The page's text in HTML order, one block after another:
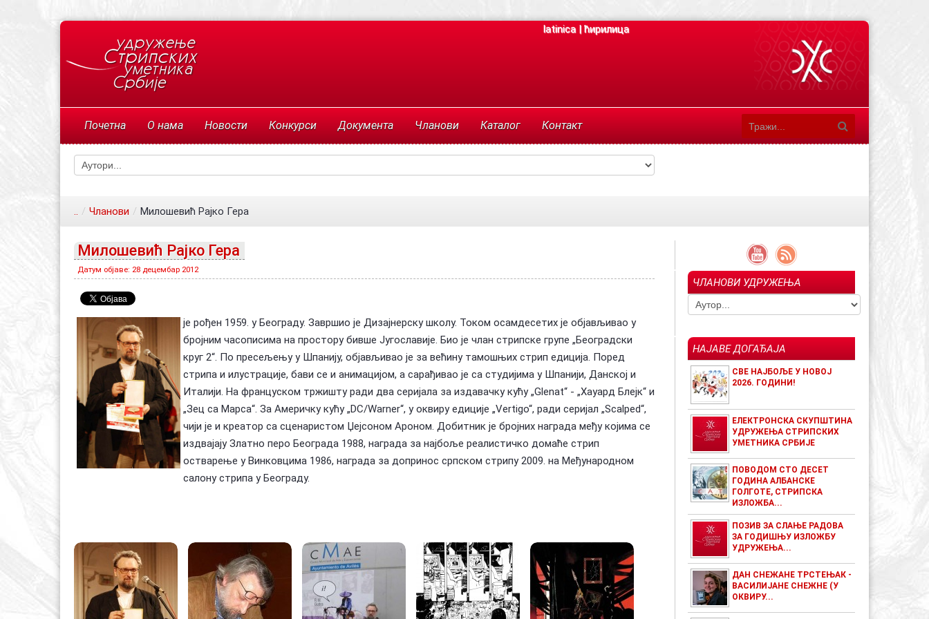
latinica|ћирилица
Почетна О нама Новости Конкурси Документа Чланови Каталог Контакт
.. / Чланови / Милошевић Рајко Гера
Милошевић Рајко Гера
Датум објаве: 28 децембар 2012
је рођен 1959. у Београду. Завршио је Дизајнерску школу. Током осамдесетих је објављивао у
бројним часописима на простору бивше Југославије. Био је члан стрипске групе „Београдски
круг 2“. По пресељењу у Шпанију, објављивао је за већину тамошњих стрип едиција. Поред
стрипа и илустрације, бави се и анимацијом, а сарађивао је са студијима у Шпанији, Данској и
Италији. На француском тржишту ради два серијала за издавачку кућу „Glenat“ - „Хауард Блејк“ и
„Зец са Марса“. За Америчку кућу „DC/Warner“, у оквиру едиције „Vertigo“, ради серијал „Scalped“,
чији је и креатор са сценаристом Џејсоном Ароном. Добитник је бројних награда међу којима се
издвајају Златно перо Београда 1988, награда за најбоље реалистичко домаће стрип
остварење у Винковцима 1986, награда за допринос српском стрипу 2009. на Међународном
салону стрипа у Београду.
ЧЛАНОВИ УДРУЖЕЊА
НАЈАВЕ ДОГАЂАЈА
СВЕ НАЈБОЉЕ У НОВОЈ
2026. ГОДИНИ!
ЕЛЕКТРОНСКА СКУПШТИНА
УДРУЖЕЊА СТРИПСКИХ
УМЕТНИКА СРБИЈЕ
ПОВОДОМ СТО ДЕСЕТ
ГОДИНА АЛБАНСКЕ
ГОЛГОТЕ, СТРИПСКА
ИЗЛОЖБА...
ПОЗИВ ЗА СЛАЊЕ РАДОВА
ЗА ГОДИШЊУ ИЗЛОЖБУ
УДРУЖЕЊА...
ДАН СНЕЖАНЕ ТРСТЕЊАК -
ВАСИЛИЈАНЕ СНЕЖНЕ (У
ОКВИРУ...